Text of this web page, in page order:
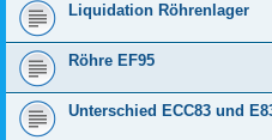
Liquidation Röhrenlager
Röhre EF95
Unterschied ECC83 und